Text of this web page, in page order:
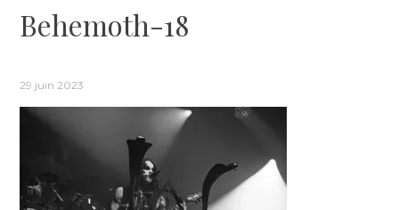
Behemoth-18
29 juin 2023